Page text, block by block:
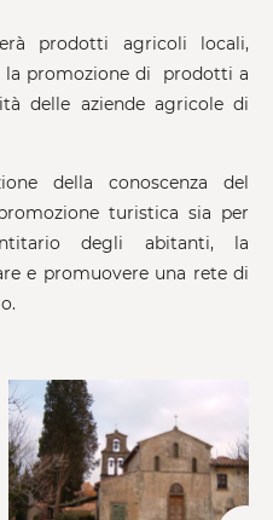
prodotti agricoli locali,
la promozione di prodotti a
delle aziende agricole di
della conoscenza del
turistica sia per
degli abitanti, la
e promuovere una rete di